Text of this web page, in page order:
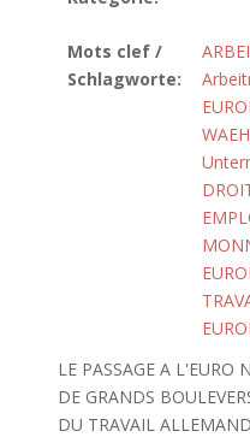
Mots clef /
Schlagworte:
LE PASSAGE A L'EURO
DE GRANDS
DU TRAVAIL